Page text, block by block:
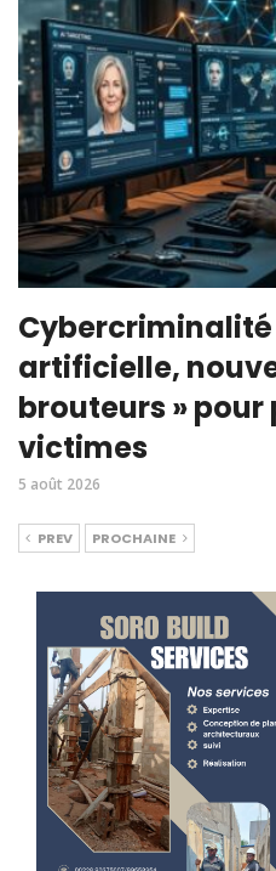
artificielle,
brouteurs » pour
victimes
5 août 2026
PREV PROCHAINE